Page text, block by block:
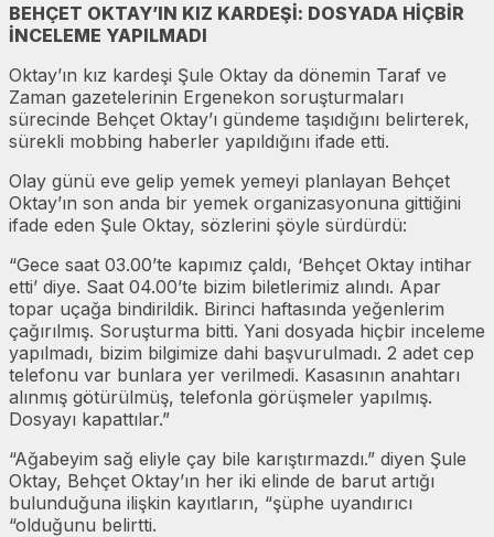
BEHÇET OKTAY’IN KIZ KARDEŞİ: DOSYADA HİÇBİR
İNCELEME YAPILMADI
Oktay’ın kız kardeşi Şule Oktay da dönemin Taraf ve
Zaman gazetelerinin Ergenekon soruşturmaları
sürecinde Behçet Oktay’ı gündeme taşıdığını belirterek,
sürekli mobbing haberler yapıldığını ifade etti.
Olay günü eve gelip yemek yemeyi planlayan Behçet
Oktay’ın son anda bir yemek organizasyonuna gittiğini
ifade eden Şule Oktay, sözlerini şöyle sürdürdü:
“Gece saat 03.00’te kapımız çaldı, ‘Behçet Oktay intihar
etti’ diye. Saat 04.00’te bizim biletlerimiz alındı. Apar
topar uçağa bindirildik. Birinci haftasında yeğenlerim
çağırılmış. Soruşturma bitti. Yani dosyada hiçbir inceleme
yapılmadı, bizim bilgimize dahi başvurulmadı. 2 adet cep
telefonu var bunlara yer verilmedi. Kasasının anahtarı
alınmış götürülmüş, telefonla görüşmeler yapılmış.
Dosyayı kapattılar.”
“Ağabeyim sağ eliyle çay bile karıştırmazdı.” diyen Şule
Oktay, Behçet Oktay’ın her iki elinde de barut artığı
bulunduğuna ilişkin kayıtların, “şüphe uyandırıcı
“olduğunu belirtti.